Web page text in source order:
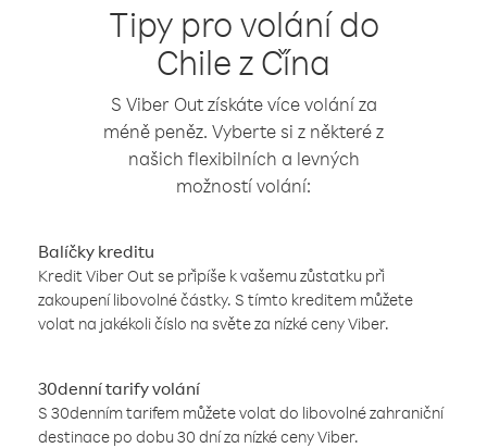
Tipy pro volání do
Chile z Čína
S Viber Out získáte více volání za
méně peněz. Vyberte si z některé z
našich flexibilních a levných
možností volání:
Balíčky kreditu
Kredit Viber Out se připíše k vašemu zůstatku při
zakoupení libovolné částky. S tímto kreditem můžete
volat na jakékoli číslo na světe za nízké ceny Viber.
30denní tarify volání
S 30denním tarifem můžete volat do libovolné zahraniční
destinace po dobu 30 dní za nízké ceny Viber.